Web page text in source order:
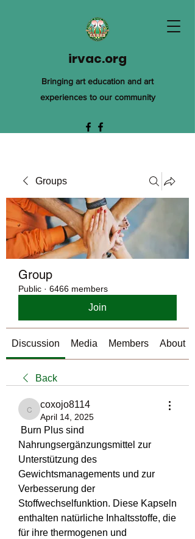
irvac.org
Bringing art education and art
experiences to our community
Groups
Group
Public · 6466 members
Join
Discussion Media Members About
Back
coxojo8114
coxojo8114
April 14, 2025
Burn Plus sind
Nahrungsergänzungsmittel zur
Unterstützung des
Gewichtsmanagements und zur
Verbesserung der
Stoffwechselfunktion. Diese Kapseln
enthalten natürliche Inhaltsstoffe, die
für ihre thermogenen und